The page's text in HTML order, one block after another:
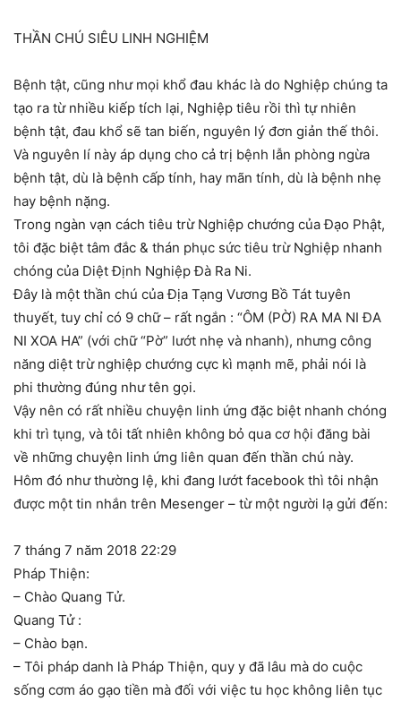
THẦN CHÚ SIÊU LINH NGHIỆM
Bệnh tật, cũng như mọi khổ đau khác là do Nghiệp chúng ta
tạo ra từ nhiều kiếp tích lại, Nghiệp tiêu rồi thì tự nhiên
bệnh tật, đau khổ sẽ tan biến, nguyên lý đơn giản thế thôi.
Và nguyên lí này áp dụng cho cả trị bệnh lẫn phòng ngừa
bệnh tật, dù là bệnh cấp tính, hay mãn tính, dù là bệnh nhẹ
hay bệnh nặng.
Trong ngàn vạn cách tiêu trừ Nghiệp chướng của Đạo Phật,
tôi đặc biệt tâm đắc & thán phục sức tiêu trừ Nghiệp nhanh
chóng của Diệt Định Nghiệp Đà Ra Ni.
Đây là một thần chú của Địa Tạng Vương Bồ Tát tuyên
thuyết, tuy chỉ có 9 chữ – rất ngắn : “ÔM (PỜ) RA MA NI ĐA
NI XOA HA” (với chữ “Pờ” lướt nhẹ và nhanh), nhưng công
năng diệt trừ nghiệp chướng cực kì mạnh mẽ, phải nói là
phi thường đúng như tên gọi.
Vậy nên có rất nhiều chuyện linh ứng đặc biệt nhanh chóng
khi trì tụng, và tôi tất nhiên không bỏ qua cơ hội đăng bài
về những chuyện linh ứng liên quan đến thần chú này.
Hôm đó như thường lệ, khi đang lướt facebook thì tôi nhận
được một tin nhắn trên Mesenger – từ một người lạ gửi đến:
7 tháng 7 năm 2018 22:29
Pháp Thiện:
– Chào Quang Tử.
Quang Tử :
– Chào bạn.
– Tôi pháp danh là Pháp Thiện, quy y đã lâu mà do cuộc
sống cơm áo gạo tiền mà đối với việc tu học không liên tục